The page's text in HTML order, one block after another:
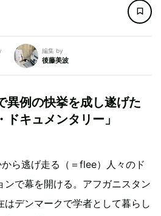
編集 by
後藤美波
異例の快挙を成し遂げた
ドキュメンタリー」
から逃げ走る（＝flee）人々のド
ンで幕を開ける。アフガニスタン
デンマークで学者として暮らし